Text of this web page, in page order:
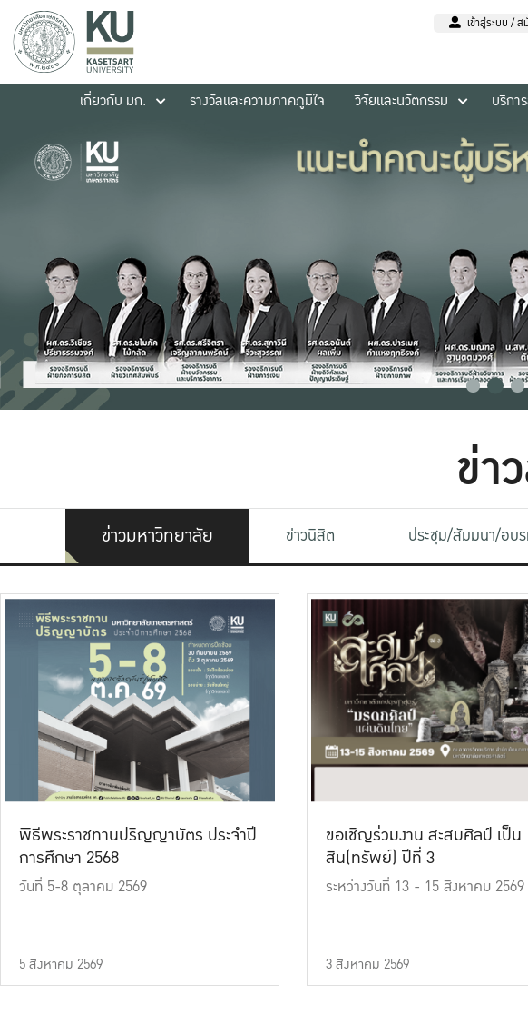
เข้าสู่ระบบ /
เกี่ยวกับ มก.
รางวัลและความภาคภูมิใจ วิจัยและนวัตกรรม บริกา
ข่า
ข่าวมหาวิทยาลัย ข่าวนิสิต ประชุม/สัมมนา/อบ
พิธีพระราชทานปริญญาบัตร ประจำปี
การศึกษา 2568
วันที่ 5-8 ตุลาคม 2569
5 สิงหาคม 2569
ขอเชิญร่วมงาน สะสมศิลป์ เป็น
สิน(ทรัพย์) ปีที่ 3
ระหว่างวันที่ 13 - 15 สิงหาคม 2569
3 สิงหาคม 2569